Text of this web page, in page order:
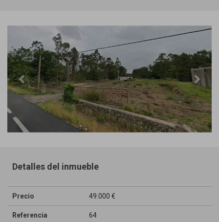
Detalles del inmueble
Precio 49.000 €
Referencia 64